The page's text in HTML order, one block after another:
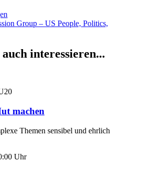
Group – US People, Politics,
interessieren...
machen
Themen sensibel und ehrlich
Uhr